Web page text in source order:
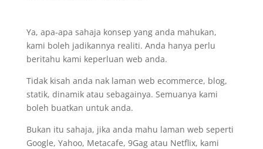
Ya, apa-apa sahaja konsep yang anda mahukan,
kami boleh jadikannya realiti. Anda hanya perlu
beritahu kami keperluan web anda.
Tidak kisah anda nak laman web ecommerce, blog,
statik, dinamik atau sebagainya. Semuanya kami
boleh buatkan untuk anda.
Bukan itu sahaja, jika anda mahu laman web seperti
Google, Yahoo, Metacafe, 9Gag atau Netflix, kami